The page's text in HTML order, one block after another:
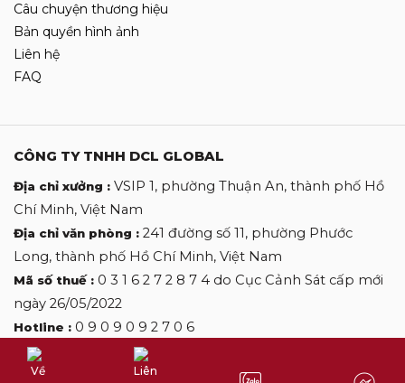
Câu chuyện thương hiệu
Bản quyền hình ảnh
Liên hệ
FAQ
CÔNG TY TNHH DCL GLOBAL
Địa chỉ xưởng : VSIP 1, phường Thuận An, thành phố Hồ
Chí Minh, Việt Nam
Địa chỉ văn phòng : 241 đường số 11, phường Phước
Long, thành phố Hồ Chí Minh, Việt Nam
Mã số thuế : 0 3 1 6 2 7 2 8 7 4 do Cục Cảnh Sát cấp mới
ngày 26/05/2022
Hotline : 0 9 0 9 0 9 2 7 0 6
Email : desclothinglabels@gmail.com